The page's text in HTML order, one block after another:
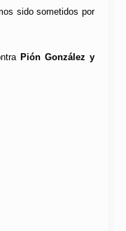
sido sometidos por
Pión González y